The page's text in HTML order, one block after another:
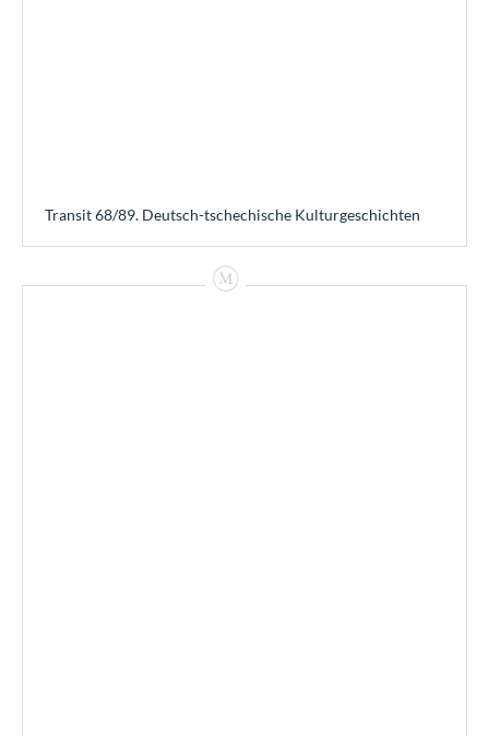
Transit 68/89. Deutsch-tschechische Kulturgeschichten